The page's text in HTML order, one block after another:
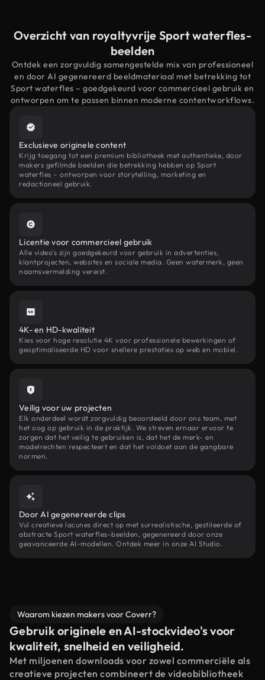
Overzicht van royaltyvrije Sport waterfles-
beelden
Ontdek een zorgvuldig samengestelde mix van professioneel
en door AI gegenereerd beeldmateriaal met betrekking tot
Sport waterfles – goedgekeurd voor commercieel gebruik en
ontworpen om te passen binnen moderne contentworkflows.
Exclusieve originele content
Krijg toegang tot een premium bibliotheek met authentieke, door
makers gefilmde beelden die betrekking hebben op Sport
waterfles – ontworpen voor storytelling, marketing en
redactioneel gebruik.
Licentie voor commercieel gebruik
Alle video's zijn goedgekeurd voor gebruik in advertenties,
klantprojecten, websites en sociale media. Geen watermerk, geen
naamsvermelding vereist.
4K- en HD-kwaliteit
Kies voor hoge resolutie 4K voor professionele bewerkingen of
geoptimaliseerde HD voor snellere prestaties op web en mobiel.
Veilig voor uw projecten
Elk onderdeel wordt zorgvuldig beoordeeld door ons team, met
het oog op gebruik in de praktijk. We streven ernaar ervoor te
zorgen dat het veilig te gebruiken is, dat het de merk- en
modelrechten respecteert en dat het voldoet aan de gangbare
normen.
Door AI gegenereerde clips
Vul creatieve lacunes direct op met surrealistische, gestileerde of
abstracte Sport waterfles-beelden, gegenereerd door onze
geavanceerde AI-modellen. Ontdek meer in onze AI Studio.
Waarom kiezen makers voor Coverr?
Gebruik originele en AI-stockvideo's voor
kwaliteit, snelheid en veiligheid.
Met miljoenen downloads voor zowel commerciële als
creatieve projecten combineert de videobibliotheek